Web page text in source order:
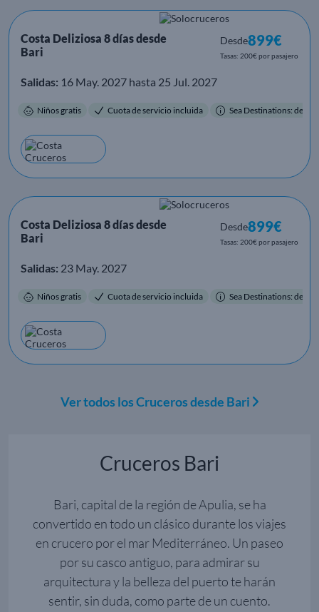
Costa Deliziosa 8 días desde
Bari
Desde899€
Tasas: 200€ por pasajero
Salidas: 16 May. 2027 hasta 25 Jul. 2027
Niños gratis Cuota de servicio incluida Sea Destinations:
Costa Deliziosa 8 días desde
Bari
Desde899€
Tasas: 200€ por pasajero
Salidas: 23 May. 2027
Niños gratis Cuota de servicio incluida Sea Destinations:
Ver todos los Cruceros desde Bari
Cruceros Bari
Bari, capital de la región de Apulia, se ha
convertido en todo un clásico durante los viajes
en crucero por el mar Mediterráneo. Un paseo
por su casco antiguo, para admirar su
arquitectura y la belleza del puerto te harán
sentir, sin duda, como parte de un cuento.